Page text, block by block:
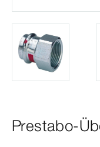
Prestabo-